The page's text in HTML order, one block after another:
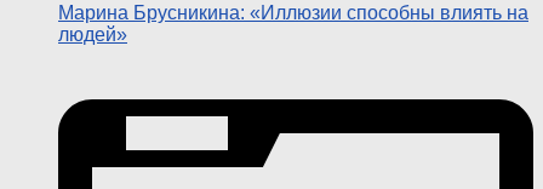
Марина Брусникина: «Иллюзии способны влиять на
людей»